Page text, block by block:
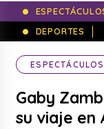
DEPORTES
ESPECTÁCULOS
Gaby
su viaje en